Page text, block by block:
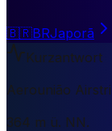
🇧🇷BRJaporã
Kurzantwort
Aerounião
364 m ü. NN.